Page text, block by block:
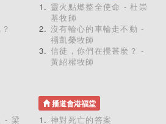
靈火點燃整全使命 - 杜崇
基牧師
沒有輪心的車輪走不動 -
禤凱榮牧師
信徒，你們在攪甚麼？ -
黃紹權牧師
- 梁
播道會港福堂
神對死亡的答案